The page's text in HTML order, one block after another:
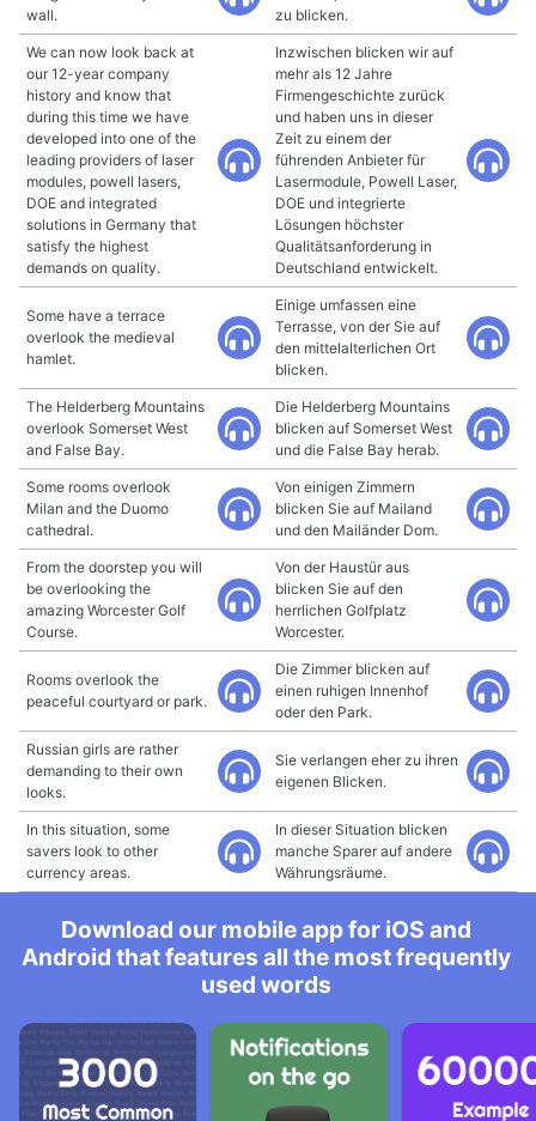
wall.
zu blicken.
We can now look back at
our 12-year company
history and know that
during this time we have
developed into one of the
leading providers of laser
modules, powell lasers,
DOE and integrated
solutions in Germany that
satisfy the highest
demands on quality.
Inzwischen blicken wir auf
mehr als 12 Jahre
Firmengeschichte zurück
und haben uns in dieser
Zeit zu einem der
führenden Anbieter für
Lasermodule, Powell Laser,
DOE und integrierte
Lösungen höchster
Qualitätsanforderung in
Deutschland entwickelt.
Some have a terrace
overlook the medieval
hamlet.
Einige umfassen eine
Terrasse, von der Sie auf
den mittelalterlichen Ort
blicken.
The Helderberg Mountains
overlook Somerset West
and False Bay.
Die Helderberg Mountains
blicken auf Somerset West
und die False Bay herab.
Some rooms overlook
Milan and the Duomo
cathedral.
Von einigen Zimmern
blicken Sie auf Mailand
und den Mailänder Dom.
From the doorstep you will
be overlooking the
amazing Worcester Golf
Course.
Von der Haustür aus
blicken Sie auf den
herrlichen Golfplatz
Worcester.
Rooms overlook the
peaceful courtyard or park.
Die Zimmer blicken auf
einen ruhigen Innenhof
oder den Park.
Russian girls are rather
demanding to their own
looks.
Sie verlangen eher zu ihren
eigenen Blicken.
In this situation, some
savers look to other
currency areas.
In dieser Situation blicken
manche Sparer auf andere
Währungsräume.
Download our mobile app for iOS and
Android that features all the most frequently
used words